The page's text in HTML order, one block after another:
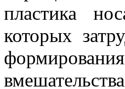
пластика
которых